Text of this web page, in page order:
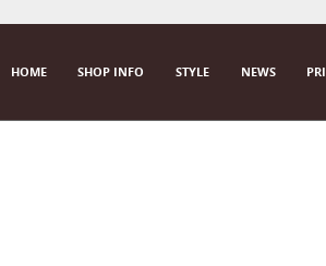
SKIP TO CONTENT
HOME SHOP INFO STYLE NEWS